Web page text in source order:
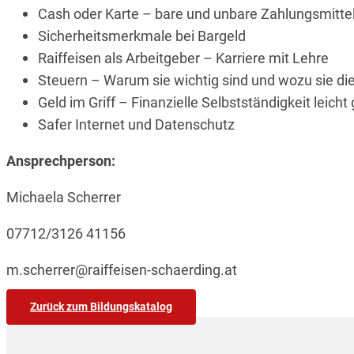
Cash oder Karte – bare und unbare Zahlungsmittel
Sicherheitsmerkmale bei Bargeld
Raiffeisen als Arbeitgeber – Karriere mit Lehre
Steuern – Warum sie wichtig sind und wozu sie
Geld im Griff – Finanzielle Selbstständigkeit leicht
Safer Internet und Datenschutz
Ansprechperson:
Michaela Scherrer
07712/3126 41156
m.scherrer@raiffeisen-schaerding.at
Zurück zum Bildungskatalog